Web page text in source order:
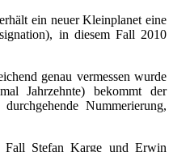
ein neuer Kleinplanet eine
in diesem Fall 2010
genau vermessen wurde
Jahrzehnte) bekommt der
Nummerierung,
Fall Stefan Karge und Erwin